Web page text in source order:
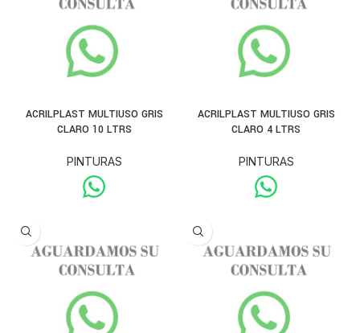
ACRILPLAST MULTIUSO GRIS
CLARO 10 LTRS
PINTURAS
ACRILPLAST MULTIUSO GRIS
CLARO 4 LTRS
PINTURAS